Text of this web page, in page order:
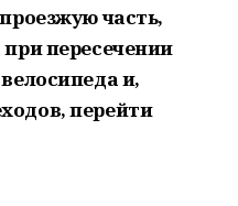
часть,
пересечении
и,
перейти